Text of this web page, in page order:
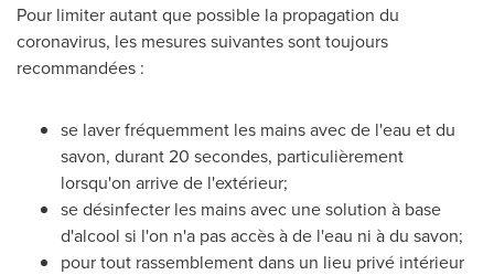
Pour limiter autant que possible la propagation du
coronavirus, les mesures suivantes sont toujours
recommandées :
se laver fréquemment les mains avec de l'eau et du
savon, durant 20 secondes, particulièrement
lorsqu'on arrive de l'extérieur;
se désinfecter les mains avec une solution à base
d'alcool si l'on n'a pas accès à de l'eau ni à du savon;
pour tout rassemblement dans un lieu privé intérieur